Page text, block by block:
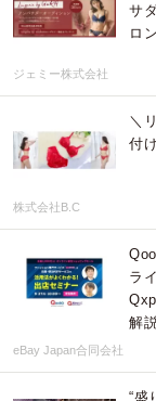
サ
ロ
ジェミー株式会社
＼
付
株式会社B.C
ラ
解
eBay Japan合同会社
“盛